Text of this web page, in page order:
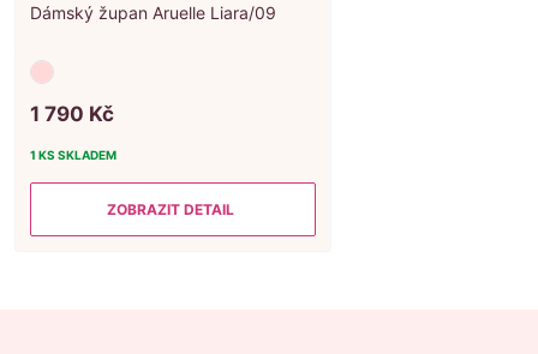
Dámský župan Aruelle Liara/09
1 790 Kč
1 KS SKLADEM
ZOBRAZIT DETAIL